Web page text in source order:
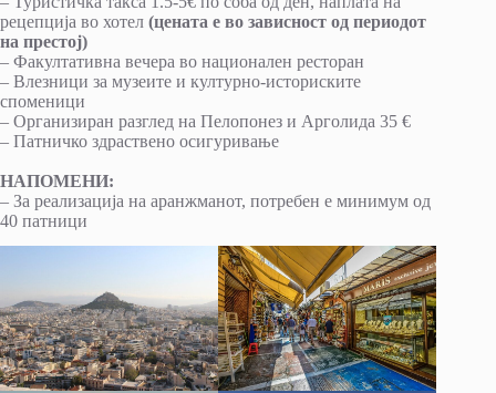
рецепција во хотел (цената е во зависност од периодот
на престој)
– Факултативна вечера во национален ресторан
– Влезници за музеите и културно-историските
споменици
– Организиран разглед на Пелопонез и Арголида 35 €
– Патничко здраствено осигуривање
НАПОМЕНИ:
– За реализација на аранжманот, потребен е минимум од
40 патници